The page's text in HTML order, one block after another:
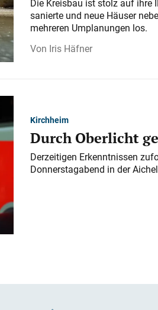
Die Kreisbau ist stolz auf ihre
sanierte und neue Häuser
mehreren Umplanungen los.
Iris Häfner
Kirchheim
Durch Oberlicht
Derzeitigen Erkenntnissen
Donnerstagabend in der